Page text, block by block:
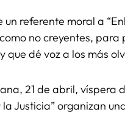
un referente moral a
no creyentes,
que dé voz a los más
21 de abril,
Justicia” organizan